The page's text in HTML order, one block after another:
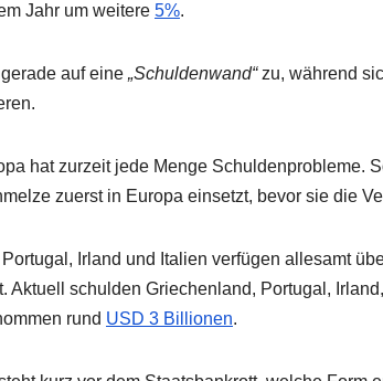
Jahr um weitere 5%.
auf eine „Schuldenwand“zu, während
hat zurzeit jede Menge Schuldenprobleme.
zuerst in Europa einsetzt, bevor sie die
Irland und Italien verfügen allesamt
Aktuell schulden Griechenland, Portugal,
rund USD 3 Billionen.